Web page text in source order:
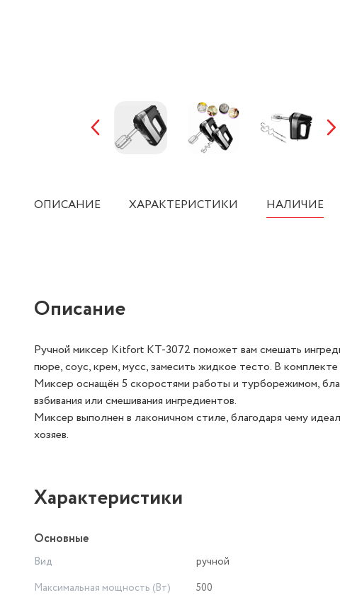
ОПИСАНИЕ ХАРАКТЕРИСТИКИ НАЛИЧИЕ
Описание
Ручной миксер Kitfort KT-3072 поможет вам смешать
пюре, соус, крем, мусс, замесить жидкое тесто. В
Миксер оснащён 5 скоростями работы и турборежимом,
взбивания или смешивания ингредиентов.
Миксер выполнен в лаконичном стиле, благодаря чему
хозяев.
Характеристики
Основные
Вид
ручной
Максимальная мощность (Вт)
500